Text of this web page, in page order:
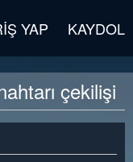
YAP KAYDOL
çekilişi